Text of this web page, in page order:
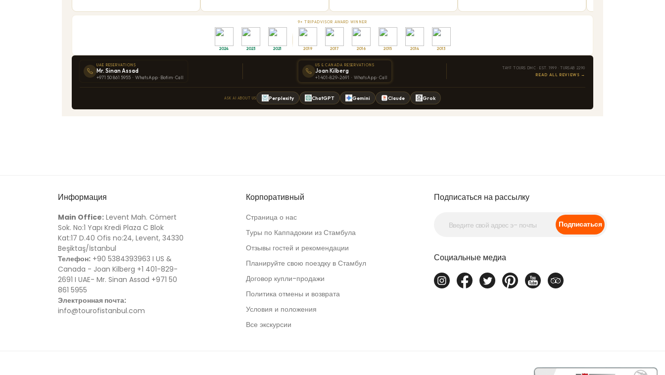
Все наши экскурсии на берегу включают
частный трансфер от и до круизного порта ,лицензированного англоговорящего гида
пропуска без очереди, где это применимо, иполную координацию с расписанием вашего судна.
Мы не взимаем сборы за бронирование. Мы не добавляем скрытые доплаты. Цена, которую вы видите, — это цена, которую вы платите.
Tayf Tours DMCявляется лицензированным оператором туров TURSAB (№: 2290) с местными офисами вСтамбуле, Кушадасы и Каппадокии. Мы работаем с 1999 года и
каждый год получаемПремию Travelers' Choice от TripAdvisor с 2013 года. Более 500 проверенных отзывов гостей подтверждают то, что мы всегда верили: лучший способ
познакомиться с Турцией — это с настоящей командой на месте, а не безликой платформой для бронирования.
Готовы забронировать свою экскурсию на берегу?Отправьте нам сообщение в WhatsApp по номеру+90 538 439 39 63или напишите на электронную почту
. Сообщите нам название вашего судна, дату порта и количестве человек в группе. Вы получите подтвержденный маршрут в течение 24 часов.
Информация
Main Office: Levent Mah. Cömert
Sok. No:1 Yapı Kredi Plaza C Blok
Kat:17 D.40 Ofis no:24, Levent, 34330
Beşiktaş/İstanbul
Телефон: +90 5384393963 I US &
Canada - Joan Kilberg +1 401-829-
2691 I UAE- Mr. Sinan Assad +971 50
861 5955
Электронная почта:
info@tourofistanbul.com
Корпоративный
Страница о нас
Туры по Каппадокии из Стамбула
Отзывы гостей и рекомендации
Планируйте свою поездку в Стамбул
Договор купли-продажи
Политика отмены и возврата
Условия и положения
Все экскурсии
Подписаться на рассылку
Подписаться
Социальные медиа